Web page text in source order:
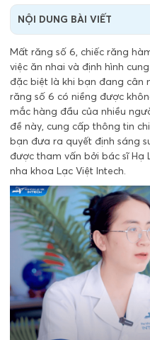
NỘI DUNG BÀI VIẾT
Mất răng số 6, chiếc răng
việc ăn nhai và định hình
đặc biệt là khi bạn đang cân
răng số 6 có niềng được
mắc hàng đầu của nhiều
đề này, cung cấp thông tin
bạn đưa ra quyết định sáng
được tham vấn bởi bác sĩ Hạ
nha khoa Lạc Việt Intech.